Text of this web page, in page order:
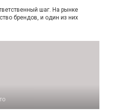
шаг. На рынке
брендов, и один из них